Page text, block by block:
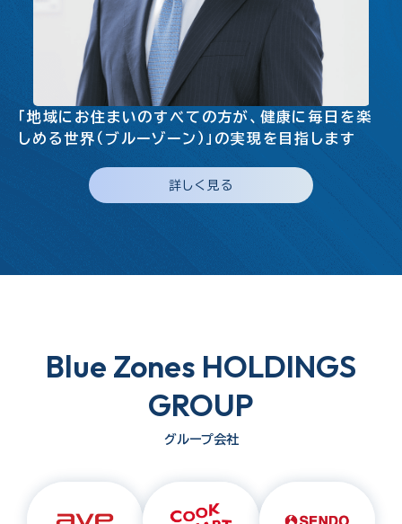
「地域にお住まいのすべての方が、健康に毎日を楽
しめる世界（ブルーゾーン）」の実現を目指します
詳しく見る
Blue Zones HOLDINGS
GROUP
グループ会社